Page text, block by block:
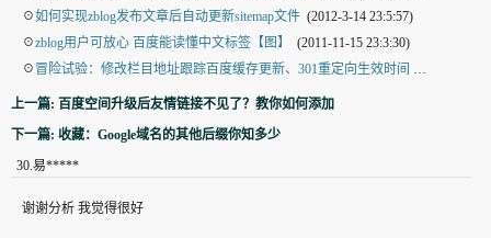
☉如何实现zblog发布文章后自动更新sitemap文件 (2012-3-14 23:5:57)
☉zblog用户可放心 百度能读懂中文标签【图】
(2011-11-15 23:3:30)
☉ 冒险试验：修改栏目地址跟踪百度缓存更新、301重定向生效时间
上一篇: 百度空间升级后友情链接不见了？教你如何添加
下一篇: 收藏：Google域名的其他后缀你知多少
30.易*****
谢谢分析 我觉得很好